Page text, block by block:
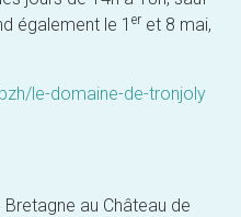
également le 1 er et 8 mai,
le-domaine-de-tronjoly
au Château de